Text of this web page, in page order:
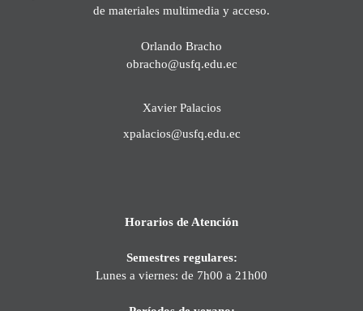
de materiales multimedia y acceso.
Orlando Bracho
obracho@usfq.edu.ec
Xavier Palacios
xpalacios@usfq.edu.ec
Horarios de Atención
Semestres regulares:
Lunes a viernes: de 7h00 a 21h00